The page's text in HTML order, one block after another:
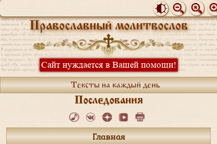
Православный молитвослов
Сайт нуждается в Вашей помощи!
Тексты на каждый день
Последования
Главная